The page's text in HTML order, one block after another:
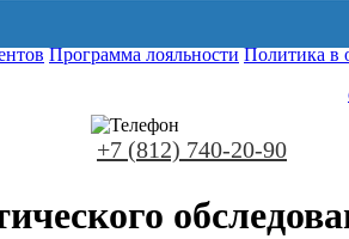
Программа лояльности Политика в
+7 (812) 740-20-90